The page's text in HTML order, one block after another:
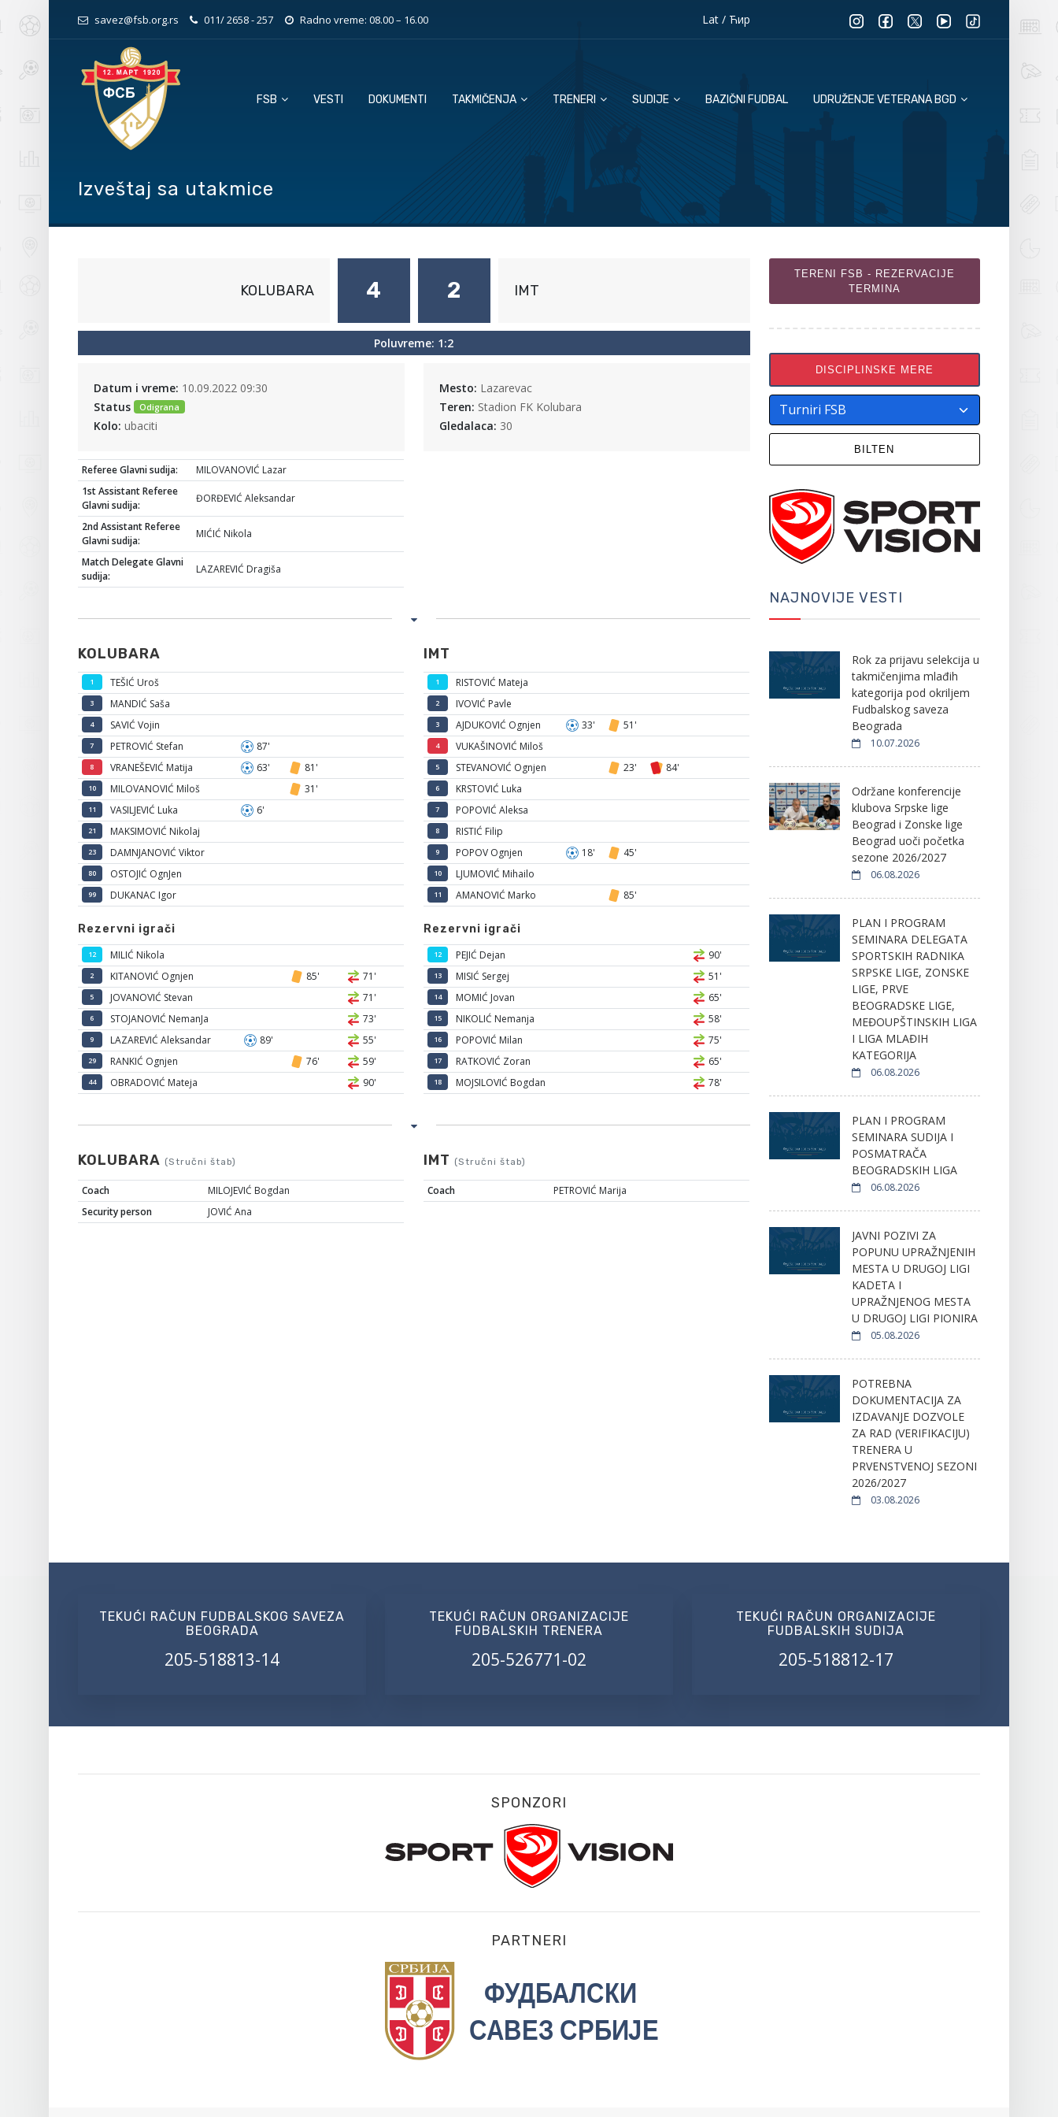
savez@fsb.org.rs 011/ 2658 - 257 Radno vreme: 08.00 – 16.00 Lat/ Ћир
FSB VESTI DOKUMENTI TAKMIČENJA TRENERI SUDIJE BAZIČNI FUDBAL UDRUŽENJE VETERANA BGD
Izveštaj sa utakmice
KOLUBARA 4 2 IMT
Poluvreme: 1:2
Datum i vreme: 10.09.2022 09:30
Status
Odigrana
Kolo: ubaciti
Mesto: Lazarevac
Teren: Stadion FK Kolubara
Gledalaca: 30
Referee Glavni sudija:
MILOVANOVIĆ Lazar
1st Assistant Referee
Glavni sudija:
ĐORĐEVIĆ Aleksandar
2nd Assistant Referee
Glavni sudija:
MIĆIĆ Nikola
Match Delegate Glavni
sudija:
LAZAREVIĆ Dragiša
KOLUBARA
1 TEŠIĆ Uroš
3 MANDIĆ Saša
4 SAVIĆ Vojin
7 PETROVIĆ Stefan 87'
8 VRANEŠEVIĆ Matija 63' 81'
10 MILOVANOVIĆ Miloš 31'
11 VASILJEVIĆ Luka 6'
21 MAKSIMOVIĆ Nikolaj
23 DAMNJANOVIĆ Viktor
80 OSTOJIĆ OgnJen
99 DUKANAC Igor
Rezervni igrači
12 MILIĆ Nikola
2 KITANOVIĆ Ognjen 85' 71'
5 JOVANOVIĆ Stevan 71'
6 STOJANOVIĆ NemanJa 73'
9 LAZAREVIĆ Aleksandar 89' 55'
29 RANKIĆ Ognjen 76' 59'
44 OBRADOVIĆ Mateja 90'
IMT
1 RISTOVIĆ Mateja
2 IVOVIĆ Pavle
3 AJDUKOVIĆ Ognjen 33' 51'
4 VUKAŠINOVIĆ Miloš
5 STEVANOVIĆ Ognjen 23' 84'
6 KRSTOVIĆ Luka
7 POPOVIĆ Aleksa
8 RISTIĆ Filip
9 POPOV Ognjen 18' 45'
10 LJUMOVIĆ Mihailo
11 AMANOVIĆ Marko 85'
Rezervni igrači
12 PEJIĆ Dejan 90'
13 MISIĆ Sergej 51'
14 MOMIĆ Jovan 65'
15 NIKOLIĆ Nemanja 58'
16 POPOVIĆ Milan 75'
17 RATKOVIĆ Zoran 65'
18 MOJSILOVIĆ Bogdan 78'
KOLUBARA (Stručni štab)
Coach
MILOJEVIĆ Bogdan
Security person
JOVIĆ Ana
IMT (Stručni štab)
Coach PETROVIĆ Marija
TERENI FSB - REZERVACIJE
TERMINA
DISCIPLINSKE MERE
BILTEN
NAJNOVIJE VESTI
Rok za prijavu selekcija u
takmičenjima mlađih
kategorija pod okriljem
Fudbalskog saveza
Beograda
10.07.2026
Održane konferencije
klubova Srpske lige
Beograd i Zonske lige
Beograd uoči početka
sezone 2026/2027
06.08.2026
PLAN I PROGRAM
SEMINARA DELEGATA
SPORTSKIH RADNIKA
SRPSKE LIGE, ZONSKE
LIGE, PRVE
BEOGRADSKE LIGE,
MEĐOUPŠTINSKIH LIGA
I LIGA MLAĐIH
KATEGORIJA
06.08.2026
PLAN I PROGRAM
SEMINARA SUDIJA I
POSMATRAČA
BEOGRADSKIH LIGA
06.08.2026
JAVNI POZIVI ZA
POPUNU UPRAŽNJENIH
MESTA U DRUGOJ LIGI
KADETA I
UPRAŽNJENOG MESTA
U DRUGOJ LIGI PIONIRA
05.08.2026
POTREBNA
DOKUMENTACIJA ZA
IZDAVANJE DOZVOLE
ZA RAD (VERIFIKACIJU)
TRENERA U
PRVENSTVENOJ SEZONI
2026/2027
03.08.2026
TEKUĆI RAČUN FUDBALSKOG SAVEZA
BEOGRADA
205-518813-14
TEKUĆI RAČUN ORGANIZACIJE
FUDBALSKIH TRENERA
205-526771-02
TEKUĆI RAČUN ORGANIZACIJE
FUDBALSKIH SUDIJA
205-518812-17
SPONZORI
PARTNERI